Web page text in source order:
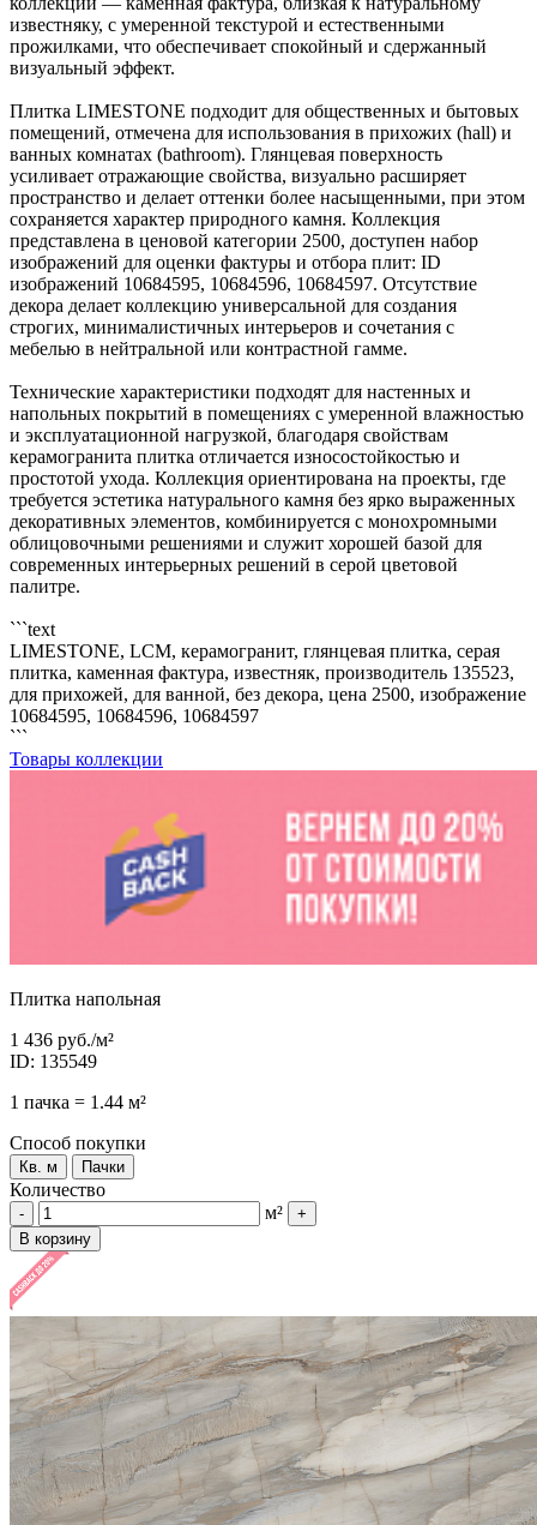
известняку, с умеренной текстурой и естественными
прожилками, что обеспечивает спокойный и сдержанный
визуальный эффект.
Плитка LIMESTONE подходит для общественных и бытовых
помещений, отмечена для использования в прихожих (hall) и
ванных комнатах (bathroom). Глянцевая поверхность
усиливает отражающие свойства, визуально расширяет
пространство и делает оттенки более насыщенными, при этом
сохраняется характер природного камня. Коллекция
представлена в ценовой категории 2500, доступен набор
изображений для оценки фактуры и отбора плит: ID
изображений 10684595, 10684596, 10684597. Отсутствие
декора делает коллекцию универсальной для создания
строгих, минималистичных интерьеров и сочетания с
мебелью в нейтральной или контрастной гамме.
Технические характеристики подходят для настенных и
напольных покрытий в помещениях с умеренной влажностью
и эксплуатационной нагрузкой, благодаря свойствам
керамогранита плитка отличается износостойкостью и
простотой ухода. Коллекция ориентирована на проекты, где
требуется эстетика натурального камня без ярко выраженных
декоративных элементов, комбинируется с монохромными
облицовочными решениями и служит хорошей базой для
современных интерьерных решений в серой цветовой
палитре.
```text
LIMESTONE, LCM, керамогранит, глянцевая плитка, серая
плитка, каменная фактура, известняк, производитель 135523,
для прихожей, для ванной, без декора, цена 2500, изображение
10684595, 10684596, 10684597
```
Товары коллекции
Плитка напольная
1 436 руб./м²
ID: 135549
1 пачка = 1.44 м²
Способ покупки
Кв. м Пачки
Количество
- м²
+
В корзину